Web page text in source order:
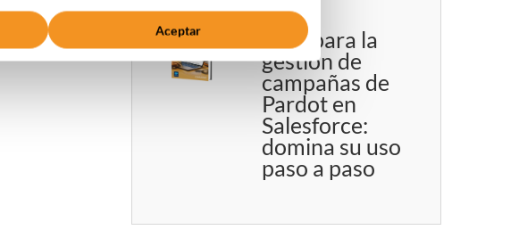
dentro
Guía para la
gestión de
campañas de
Pardot en
Salesforce:
domina su uso
paso a paso
Aceptar